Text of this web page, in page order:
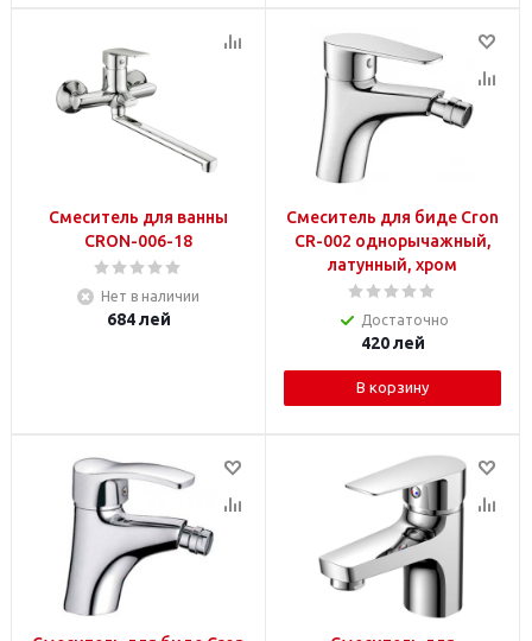
Смеситель для ванны
CRON-006-18
Нет в наличии
684лей
Смеситель для биде Cron
CR-002 однорычажный,
латунный, хром
Достаточно
420лей
В корзину